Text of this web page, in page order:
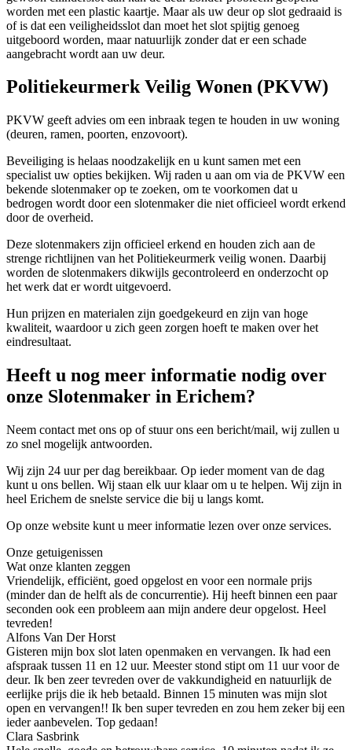
worden met een plastic kaartje. Maar als uw deur op slot gedraaid is
of is dat een veiligheidsslot dan moet het slot spijtig genoeg
uitgeboord worden, maar natuurlijk zonder dat er een schade
aangebracht wordt aan uw deur.
Politiekeurmerk Veilig Wonen (PKVW)
PKVW geeft advies om een inbraak tegen te houden in uw woning
(deuren, ramen, poorten, enzovoort).
Beveiliging is helaas noodzakelijk en u kunt samen met een
specialist uw opties bekijken. Wij raden u aan om via de PKVW een
bekende slotenmaker op te zoeken, om te voorkomen dat u
bedrogen wordt door een slotenmaker die niet officieel wordt erkend
door de overheid.
Deze slotenmakers zijn officieel erkend en houden zich aan de
strenge richtlijnen van het Politiekeurmerk veilig wonen. Daarbij
worden de slotenmakers dikwijls gecontroleerd en onderzocht op
het werk dat er wordt uitgevoerd.
Hun prijzen en materialen zijn goedgekeurd en zijn van hoge
kwaliteit, waardoor u zich geen zorgen hoeft te maken over het
eindresultaat.
Heeft u nog meer informatie nodig over
onze Slotenmaker in Erichem?
Neem contact met ons op of stuur ons een bericht/mail, wij zullen u
zo snel mogelijk antwoorden.
Wij zijn 24 uur per dag bereikbaar. Op ieder moment van de dag
kunt u ons bellen. Wij staan elk uur klaar om u te helpen. Wij zijn in
heel Erichem de snelste service die bij u langs komt.
Op onze website kunt u meer informatie lezen over onze services.
Onze getuigenissen
Wat onze klanten zeggen
Vriendelijk, efficiënt, goed opgelost en voor een normale prijs
(minder dan de helft als de concurrentie). Hij heeft binnen een paar
seconden ook een probleem aan mijn andere deur opgelost. Heel
tevreden!
Alfons Van Der Horst
Gisteren mijn box slot laten openmaken en vervangen. Ik had een
afspraak tussen 11 en 12 uur. Meester stond stipt om 11 uur voor de
deur. Ik ben zeer tevreden over de vakkundigheid en natuurlijk de
eerlijke prijs die ik heb betaald. Binnen 15 minuten was mijn slot
open en vervangen!! Ik ben super tevreden en zou hem zeker bij een
ieder aanbevelen. Top gedaan!
Clara Sasbrink